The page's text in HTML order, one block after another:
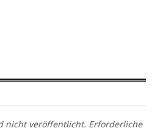
nicht veröffentlicht. Erforderliche